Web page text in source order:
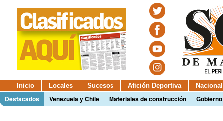
Inicio Locales Sucesos Afición Deportiva
Destacados Venezuela y Chile Materiales de construcción